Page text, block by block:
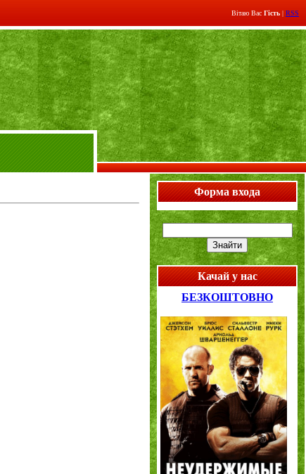
Вітаю Вас Гість | RSS
Форма входа
Качай у нас
БЕЗКОШТОВНО